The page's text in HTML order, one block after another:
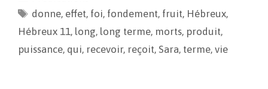
o
i
k
g
r
donne, effet, foi, fondement, fruit, Hébreux,
Hébreux 11, long, long terme, morts, produit,
puissance, qui, recevoir, reçoit, Sara, terme, vie